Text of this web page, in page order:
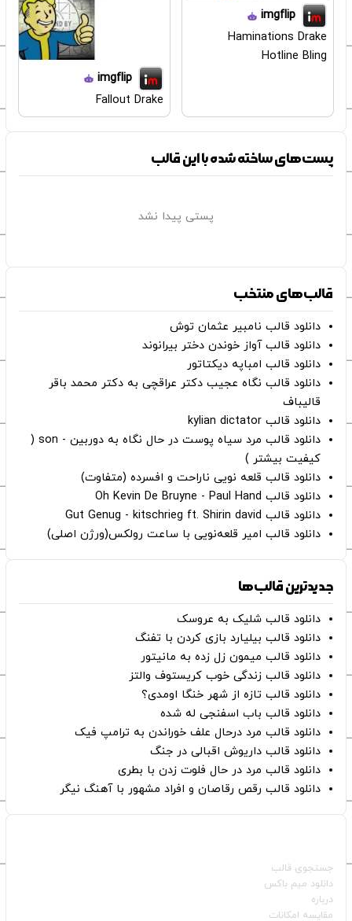
imgflip
Haminations Drake
Hotline Bling
imgflip
Fallout Drake
پست‌های ساخته شده با این قالب
پستی پیدا نشد
قالب‌های منتخب
دانلود قالب نامبیر عثمان ‌توش
دانلود قالب آواز خوندن دختر بیرانوند
دانلود قالب امباپه دیکتاتور
دانلود قالب نگاه عجیب دکتر عراقچی به دکتر محمد باقر
قالیباف
دانلود قالب kylian dictator
دانلود قالب مرد سیاه پوست در حال نگاه به دوربین - son (
کیفیت بیشتر )
دانلود قالب قلعه نویی ناراحت و افسرده (متفاوت)
دانلود قالب Oh Kevin De Bruyne - Paul Hand
دانلود قالب Gut Genug - kitschrieg ft. Shirin david
دانلود قالب امیر قلعه‌نویی با ساعت رولکس(ورژن اصلی)
جدیدترین قالب‌ها
دانلود قالب شلیک به عروسک
دانلود قالب بیلیارد بازی کردن با تفنگ
دانلود قالب میمون زل زده به مانیتور
دانلود قالب زندگی خوب کریستوف والتز
دانلود قالب تازه از شهر خنگا اومدی؟
دانلود قالب باب اسفنجی له شده
دانلود قالب مرد درحال علف خوراندن به ترامپ فیک
دانلود قالب داریوش اقبالی در جنگ
دانلود قالب مرد در حال فلوت زدن با بطری
دانلود قالب رقص رقاصان و افراد مشهور با آهنگ نیگر
جستجوی قالب
دانلود میم باکس
درباره
مقایسه امکانات